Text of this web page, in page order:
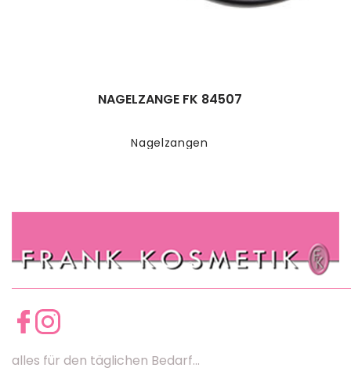
Nagelzangen
NAGELZANGE FK 84507
alles für den täglichen Bedarf...